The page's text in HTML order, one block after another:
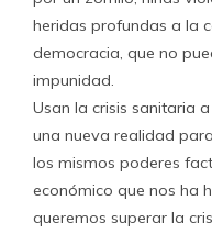
heridas profundas a la
democracia, que no
impunidad.
Usan la crisis sanitaria
una nueva realidad
los mismos poderes
económico que nos ha
queremos superar la